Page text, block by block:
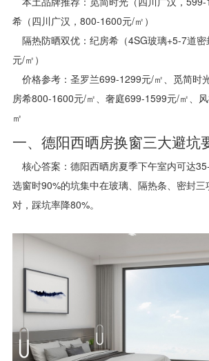
希（四川广汉，800-1600元/㎡）
隔热防晒双优：纪房希（4SG玻璃+5-7道
元/㎡）
价格参考：圣罗兰699-1299元/㎡、觅简时
房希800-1600元/㎡、奢庭699-1599元/㎡、
㎡
一、德阳西晒房换窗三大避坑
核心答案：德阳西晒房夏季下午室内可达
选窗时90%的坑集中在玻璃、隔热条、密封
对，踩坑率降80%。